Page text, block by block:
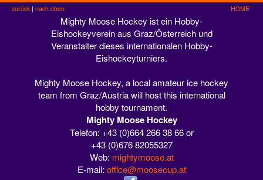
zurück | nach oben HOME
Mighty Moose Hockey ist ein Hobby-
Eishockeyverein aus Graz/Österreich und
Veranstalter dieses internationalen Hobby-
Eishockeyturniers.
Mighty Moose Hockey, a local amateur ice hockey
team from Graz/Austria will host this international
hobby tournament.
Mighty Moose Hockey
Telefon: +43 (0)664 266 38 66 or
+43 (0)676 82055327
Web: mightymoose.at
E-mail: office@moosecup.at